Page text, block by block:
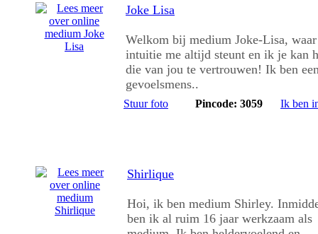
Joke Lisa
Welkom bij medium Joke-Lisa,
intuitie me altijd steunt en ik je kan
die van jou te vertrouwen! Ik ben
gevoelsmens..
Stuur foto Pincode: 3059 Ik ben
Shirlique
Hoi, ik ben medium Shirley.
ben ik al ruim 16 jaar werkzaam als